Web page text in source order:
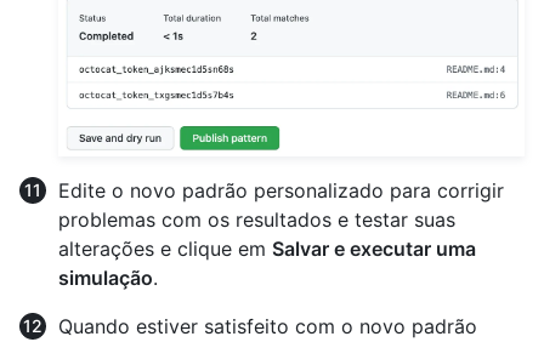
Edite o novo padrão personalizado para corrigir
problemas com os resultados e testar suas
alterações e clique em Salvar e executar uma
simulação.
Quando estiver satisfeito com o novo padrão